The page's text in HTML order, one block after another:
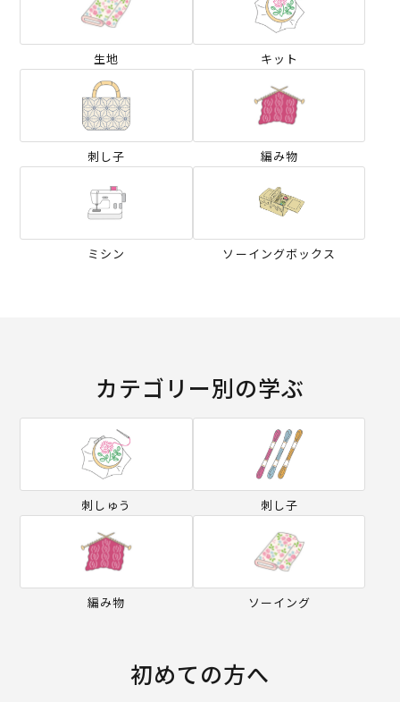
生地 キット
刺し子 編み物
ミシン ソーイングボックス
カテゴリー別の学ぶ
刺しゅう 刺し子
編み物 ソーイング
初めての方へ